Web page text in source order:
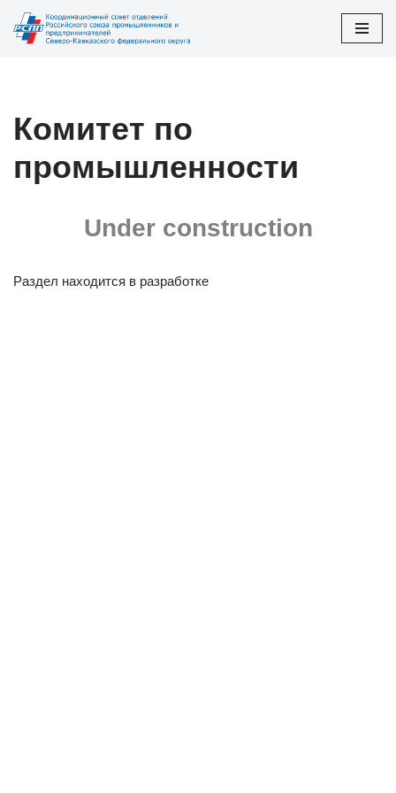
Перейти
Комитет по
промышленности
Under construction
Раздел находится в разработке